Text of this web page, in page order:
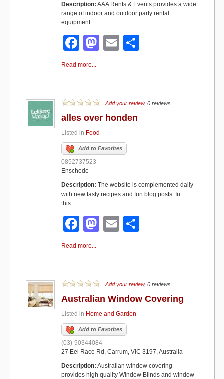
Description: AAA Rents & Events provides a wide
range of indoor and outdoor party rental
equipment…
F
a
e
b
o
o
k
M
o
d
o
n
E
e
Read more...
Add your review, 0 reviews
alles over honden
Listed in Food
Add to Favorites
0852737523
Enschede
Description: The website is complemented daily
with new tasty recipes and fun blog posts. In
this…
F
a
e
b
o
o
k
M
o
d
o
n
E
e
Read more...
Add your review, 0 reviews
Australian Window Covering
Listed in Home and Garden
Add to Favorites
(03)-90344084
27 Eel Race Rd, Carrum, VIC 3197, Australia
Description: Australian window covering
provides high quality Window Blinds and window